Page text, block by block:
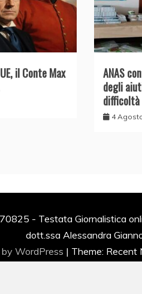
il Conte Max
ANAS
degli
difficoltà
4
- Testata Giornalistica
dott.ssa Alessandra
WordPress | Theme: Recent